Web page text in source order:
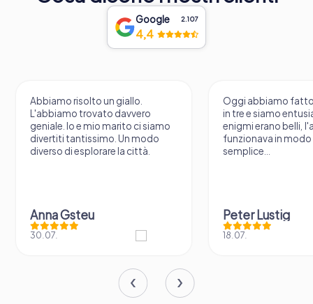
Google 2.107
4,4
un giallo.
davvero
marito ci siamo
Un modo
la città.
Oggi abbiamo fatto il Krimi Tour
in tre e siamo entusiasti. Gli
enigmi erano belli, l'app
funzionava in modo fluido ed era
semplice...